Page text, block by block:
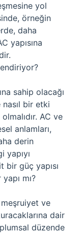
yol
örneğin
daha
yapısına
sahip olacağı
bir etki
AC ve
anlamları,
derin
yapıyı
bir güç yapısı
mı?
meşruiyet ve
dair
düzende